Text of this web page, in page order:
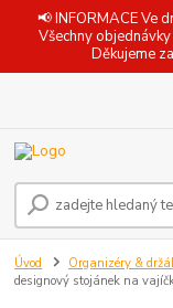
📢 INFORMACE Ve
Všechny
Děkujeme
Úvod Organizéry &
designový stojánek na